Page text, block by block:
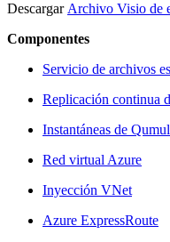
Descargar Archivo Visio de
Componentes
Servicio de archivos
Replicación continua
Instantáneas de
Red virtual Azure
Inyección VNet
Azure ExpressRoute